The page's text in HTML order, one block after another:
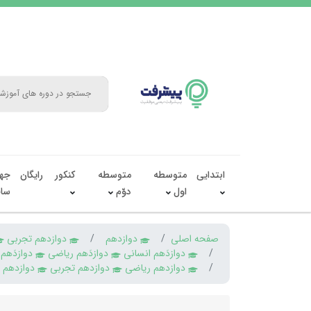
ابتدایی
متوسطه
اول
متوسطه
دوّم
کنکور رایگان
صفحه اصلی دوازدهم
دوازدهم تجربی
دوازدَهم انسانی
دوازدَهم ریاضی
دوازدهم ریاضی
دوازدهم تجربی